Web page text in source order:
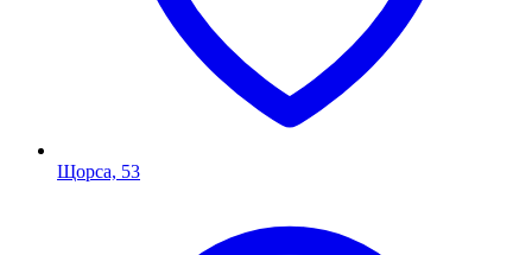
Щорса, 53